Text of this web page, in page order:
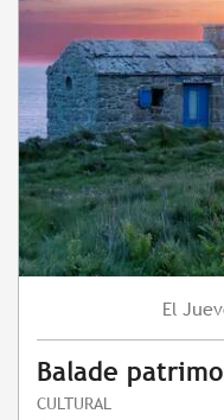
El
Balade
CULTURAL